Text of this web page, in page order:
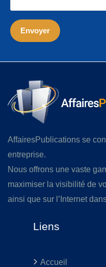
AffairesPublications se
entreprise.
Nous offrons une vaste
maximiser la visibilité de
ainsi que sur l’Internet
Liens
Accueil